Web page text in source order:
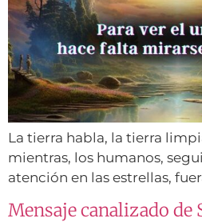
La tierra habla, la tierra
mientras, los humanos,
atención en las estrellas,
Mensaje canalizado de